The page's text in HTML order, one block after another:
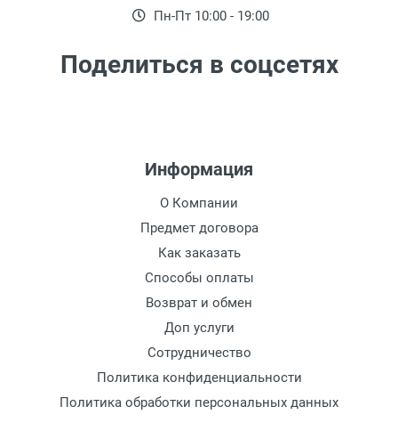
Пн-Пт 10:00 - 19:00
Поделиться в соцсетях
Информация
О Компании
Предмет договора
Как заказать
Способы оплаты
Возврат и обмен
Доп услуги
Сотрудничество
Политика конфиденциальности
Политика обработки персональных данных